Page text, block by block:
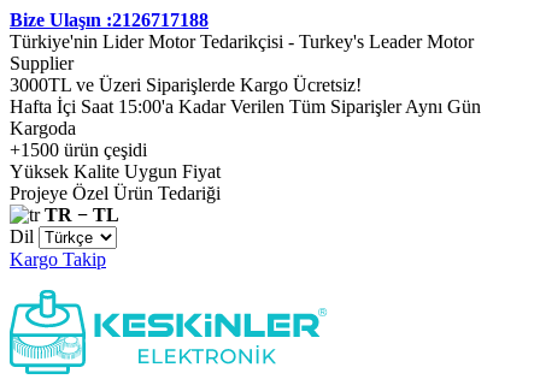
Bize Ulaşın :2126717188
Türkiye'nin Lider Motor Tedarikçisi - Turkey's Leader Motor
Supplier
3000TL ve Üzeri Siparişlerde Kargo Ücretsiz!
Hafta İçi Saat 15:00'a Kadar Verilen Tüm Siparişler Aynı Gün
Kargoda
+1500 ürün çeşidi
Yüksek Kalite Uygun Fiyat
Projeye Özel Ürün Tedariği
TR − TL
Dil
Kargo Takip